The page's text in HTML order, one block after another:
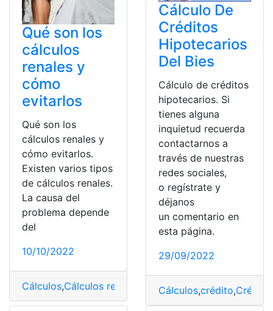
Qué son los
cálculos
renales y
cómo
evitarlos
Qué son los
cálculos renales y
cómo evitarlos.
Existen varios tipos
de cálculos renales.
La causa del
problema depende
del
10/10/2022
Cálculos,Cálculos renales evitarlos,Hombres,Mujeres
Cálculo De
Créditos
Hipotecarios
Del Bies
Cálculo de créditos
hipotecarios. Si
tienes alguna
inquietud recuerda
contactarnos a
través de nuestras
redes sociales,
o regístrate y
déjanos
un comentario en
esta página.
29/09/2022
Cálculos,crédito,